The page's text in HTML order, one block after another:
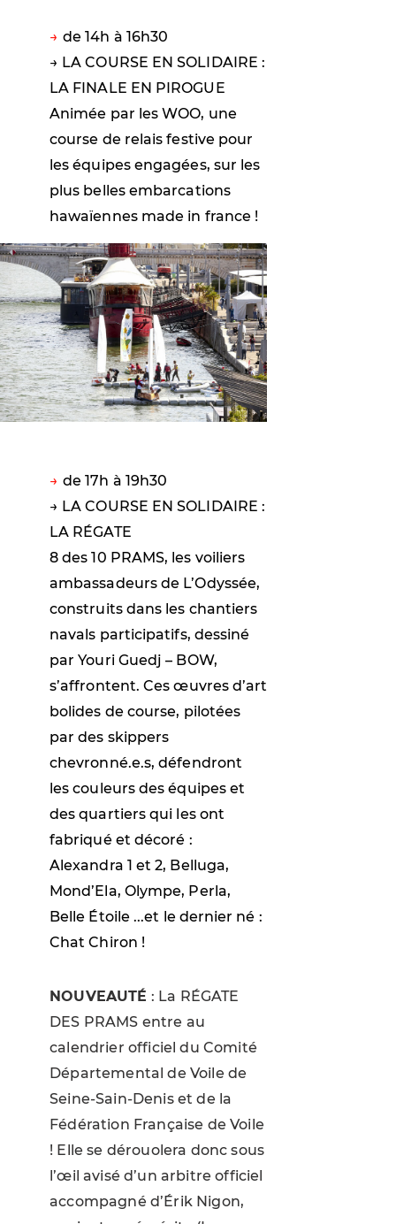
de 14h à 16h30
→ LA COURSE EN SOLIDAIRE :
LA FINALE EN PIROGUE
Animée par les WOO, une
course de relais festive pour
les équipes engagées, sur les
plus belles embarcations
hawaïennes made in france !
de 17h à 19h30
→ LA COURSE EN SOLIDAIRE :
LA RÉGATE
8 des 10 PRAMS, les voiliers
ambassadeurs de L’Odyssée,
construits dans les chantiers
navals participatifs, dessiné
par Youri Guedj – BOW,
s’affrontent. Ces œuvres d’art
bolides de course, pilotées
par des skippers
chevronné.e.s, défendront
les couleurs des équipes et
des quartiers qui les ont
fabriqué et décoré :
Alexandra 1 et 2, Belluga,
Mond’Ela, Olympe, Perla,
Belle Étoile ...et le dernier né :
Chat Chiron !
NOUVEAUTÉ : La RÉGATE
DES PRAMS entre au
calendrier officiel du Comité
Départemental de Voile de
Seine-Sain-Denis et de la
Fédération Française de Voile
! Elle se dérouolera donc sous
l’œil avisé d’un arbitre officiel
accompagné d’Érik Nigon,